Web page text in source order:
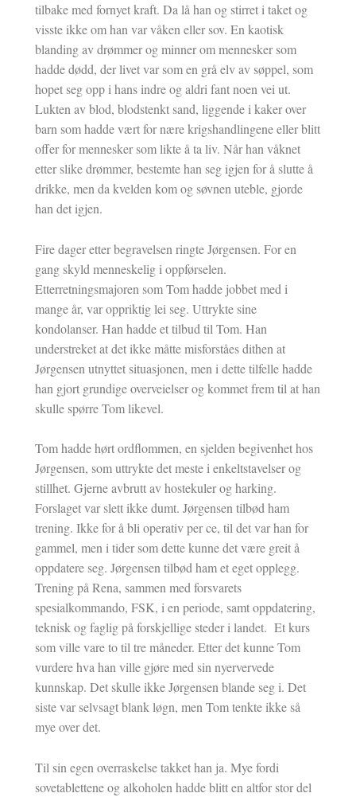
tilbake med fornyet kraft. Da lå han og stirret i taket og
visste ikke om han var våken eller sov. En kaotisk
blanding av drømmer og minner om mennesker som
hadde dødd, der livet var som en grå elv av søppel, som
hopet seg opp i hans indre og aldri fant noen vei ut.
Lukten av blod, blodstenkt sand, liggende i kaker over
barn som hadde vært for nære krigshandlingene eller blitt
offer for mennesker som likte å ta liv. Når han våknet
etter slike drømmer, bestemte han seg igjen for å slutte å
drikke, men da kvelden kom og søvnen uteble, gjorde
han det igjen.
Fire dager etter begravelsen ringte Jørgensen. For en
gang skyld menneskelig i oppførselen.
Etterretningsmajoren som Tom hadde jobbet med i
mange år, var oppriktig lei seg. Uttrykte sine
kondolanser. Han hadde et tilbud til Tom. Han
understreket at det ikke måtte misforståes dithen at
Jørgensen utnyttet situasjonen, men i dette tilfelle hadde
han gjort grundige overveielser og kommet frem til at han
skulle spørre Tom likevel.
Tom hadde hørt ordflommen, en sjelden begivenhet hos
Jørgensen, som uttrykte det meste i enkeltstavelser og
stillhet. Gjerne avbrutt av hostekuler og harking.
Forslaget var slett ikke dumt. Jørgensen tilbød ham
trening. Ikke for å bli operativ per ce, til det var han for
gammel, men i tider som dette kunne det være greit å
oppdatere seg. Jørgensen tilbød ham et eget opplegg.
Trening på Rena, sammen med forsvarets
spesialkommando, FSK, i en periode, samt oppdatering,
teknisk og faglig på forskjellige steder i landet. Et kurs
som ville vare to til tre måneder. Etter det kunne Tom
vurdere hva han ville gjøre med sin nyervervede
kunnskap. Det skulle ikke Jørgensen blande seg i. Det
siste var selvsagt blank løgn, men Tom tenkte ikke så
mye over det.
Til sin egen overraskelse takket han ja. Mye fordi
sovetablettene og alkoholen hadde blitt en altfor stor del